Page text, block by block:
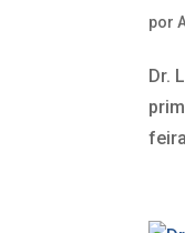
por
Dr.